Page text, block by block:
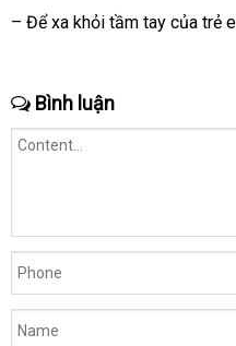
khẩu
– Để xa khỏi tầm tay sản
của trẻ
Bình luận